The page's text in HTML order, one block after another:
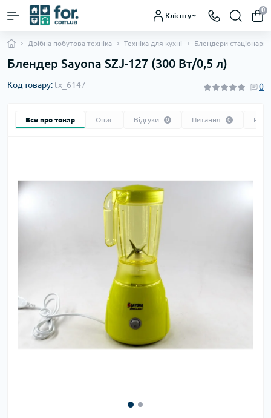
Клієнту
0
Дрібна побутова техніка Техніка для кухні Блендери стаціонарні
Блендер Sayona SZJ-127 (300 Вт/0,5 л)
Код товару: tx_6147 0
Все про товар Опис Відгуки 0 Питання 0